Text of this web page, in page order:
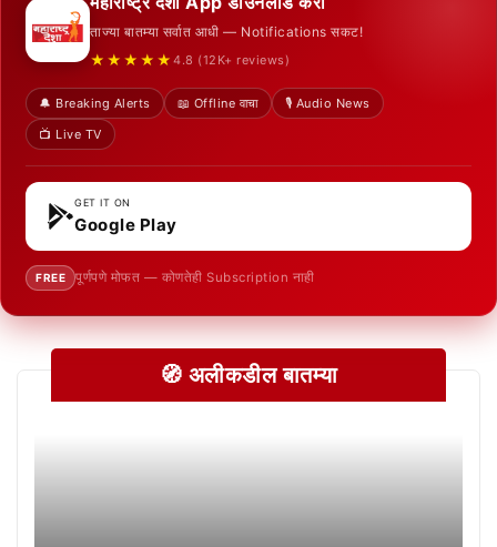
ताज्या बातम्या सर्वात आधी — Notifications सकट!
★★★★★ 4.8 (12K+ reviews)
🔔 Breaking Alerts 📖 Offline वाचा
🎙️ Audio News
📺 Live TV
GET IT ON
Google Play
FREE पूर्णपणे मोफत — कोणतेही Subscription नाही
🧭 अलीकडील बातम्या